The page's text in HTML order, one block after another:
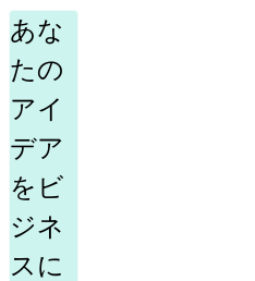
あな
たの
アイ
デア
をビ
ジネ
スに